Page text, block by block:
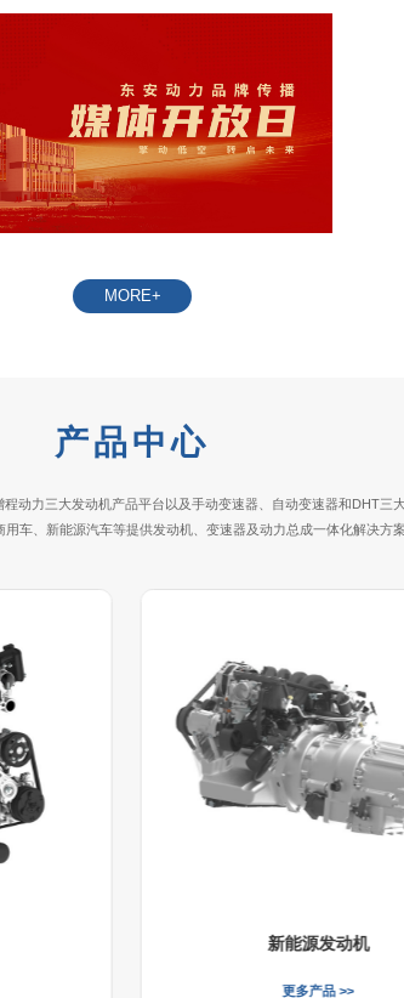
MORE+
产品中心
动力三大发动机产品平台以及手动变速器、自动变速器和DHT三
用车、新能源汽车等提供发动机、变速器及动力总成一体化解决方
新能源发动机
更多产品 >>